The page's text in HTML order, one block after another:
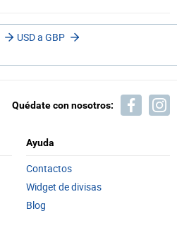
USD a GBP
Quédate con nosotros:
Ayuda
Contactos
Widget de divisas
Blog